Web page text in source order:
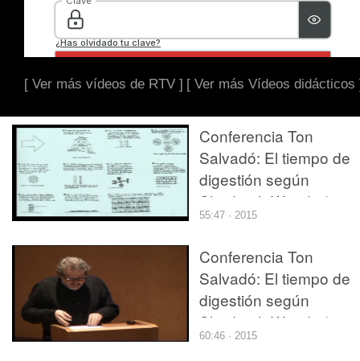
[ Ver más vídeos de RTV ] [ Ver más Vídeos didácticos
Conferencia Ton
Salvadó: El tiempo de
digestión según
Shadrach Woods
09-27) parte 2/2
55:47 · 2015
Conferencia Ton
Salvadó: El tiempo de
digestión según
Shadrach Woods
09-27) parte 1/2
60:46 · 2015